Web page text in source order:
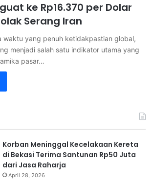
ke Rp16.370 per Dolar
Serang Iran
waktu yang penuh ketidakpastian global,
menjadi salah satu indikator utama yang
pasar…
Korban Meninggal Kecelakaan Kereta
di Bekasi Terima Santunan Rp50 Juta
dari Jasa Raharja
April 28, 2026